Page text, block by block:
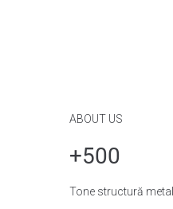
ABOUT US
+500
Tone structură